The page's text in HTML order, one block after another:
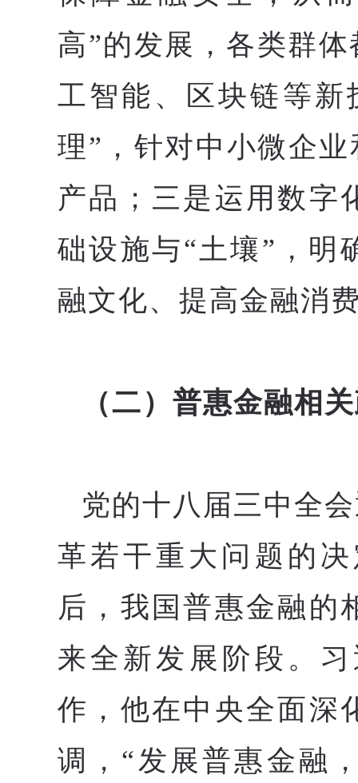
高”的发展，各类群
工智能、区块链等
理”，针对中小微企
产品；三是运用数字
础设施与“土壤”，明
融文化、提高金融消
（二）普惠金融相
党的十八届三中全
革若干重大问题的
后，我国普惠金融的
来全新发展阶段。
作，他在中央全面深
调，“发展普惠金融